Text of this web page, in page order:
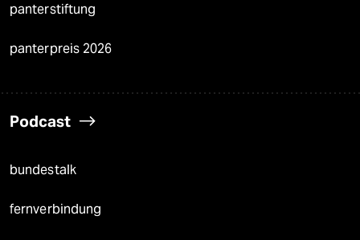
panterstiftung
panterpreis 2026
Podcast
bundestalk
fernverbindung